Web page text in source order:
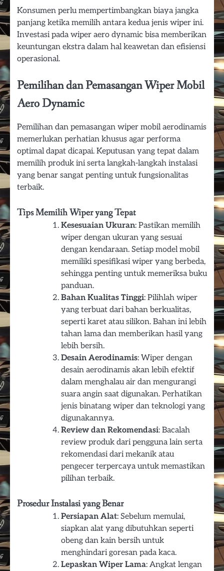
Konsumen perlu mempertimbangkan biaya jangka
panjang ketika memilih antara kedua jenis wiper ini.
Investasi pada wiper aero dynamic bisa memberikan
keuntungan ekstra dalam hal keawetan dan efisiensi
operasional.
Pemilihan dan Pemasangan Wiper Mobil
Aero Dynamic
Pemilihan dan pemasangan wiper mobil aerodinamis
memerlukan perhatian khusus agar performa
optimal dapat dicapai. Keputusan yang tepat dalam
memilih produk ini serta langkah-langkah instalasi
yang benar sangat penting untuk fungsionalitas
terbaik.
Tips Memilih Wiper yang Tepat
Kesesuaian Ukuran: Pastikan memilih
wiper dengan ukuran yang sesuai
dengan kendaraan. Setiap model mobil
memiliki spesifikasi wiper yang berbeda,
sehingga penting untuk memeriksa buku
panduan.
Bahan Kualitas Tinggi: Pilihlah wiper
yang terbuat dari bahan berkualitas,
seperti karet atau silikon. Bahan ini lebih
tahan lama dan memberikan hasil yang
lebih bersih.
Desain Aerodinamis: Wiper dengan
desain aerodinamis akan lebih efektif
dalam menghalau air dan mengurangi
suara angin saat digunakan. Perhatikan
jenis binatang wiper dan teknologi yang
digunakannya.
Review dan Rekomendasi: Bacalah
review produk dari pengguna lain serta
rekomendasi dari mekanik atau
pengecer terpercaya untuk memastikan
pilihan terbaik.
Prosedur Instalasi yang Benar
Persiapan Alat: Sebelum memulai,
siapkan alat yang dibutuhkan seperti
obeng dan kain bersih untuk
menghindari goresan pada kaca.
Lepaskan Wiper Lama: Angkat lengan